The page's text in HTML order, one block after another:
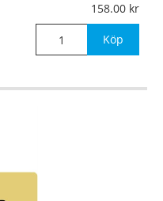
158.00
Köp